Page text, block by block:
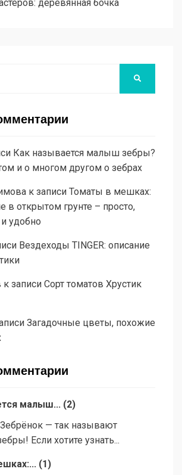
деревянная бочка
Как называется малыш зебры?
и о многом другом о зебрах
к записи Томаты в мешках:
в открытом грунте – просто,
удобно
Вездеходы TINGER: описание
к записи Сорт томатов Хрустик
Загадочные цветы, похожие
малыш... (2)
Зебрёнок — так называют
Если хотите узнать...
(1 )